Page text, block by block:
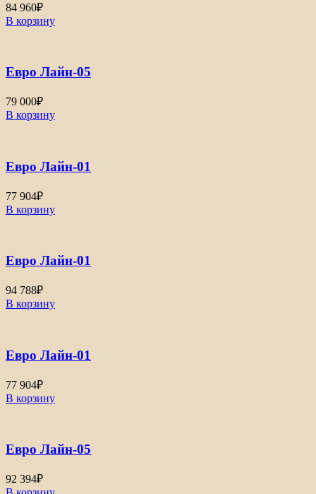
84 960₽
В корзину
Евро Лайн-05
79 000₽
В корзину
Евро Лайн-01
77 904₽
В корзину
Евро Лайн-01
94 788₽
В корзину
Евро Лайн-01
77 904₽
В корзину
Евро Лайн-05
92 394₽